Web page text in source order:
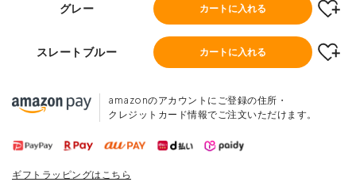
グレー カートに入れる
スレートブルー カートに入れる
amazonのアカウントにご登録の住所・
クレジットカード情報でご注文いただけます。
ギフトラッピングはこちら